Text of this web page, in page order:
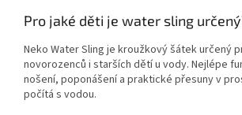
Pro jaké děti je water sling
Neko Water Sling je kroužkový šátek určený
novorozenců i starších dětí u vody. Nejlépe
nošení, poponášení a praktické přesuny v
počítá s vodou.